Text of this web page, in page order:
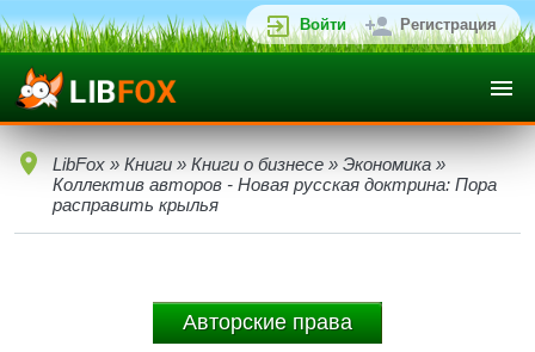
Войти Регистрация
LibFox » Книги » Книги о бизнесе » Экономика »
Коллектив авторов - Новая русская доктрина: Пора
расправить крылья
Авторские права